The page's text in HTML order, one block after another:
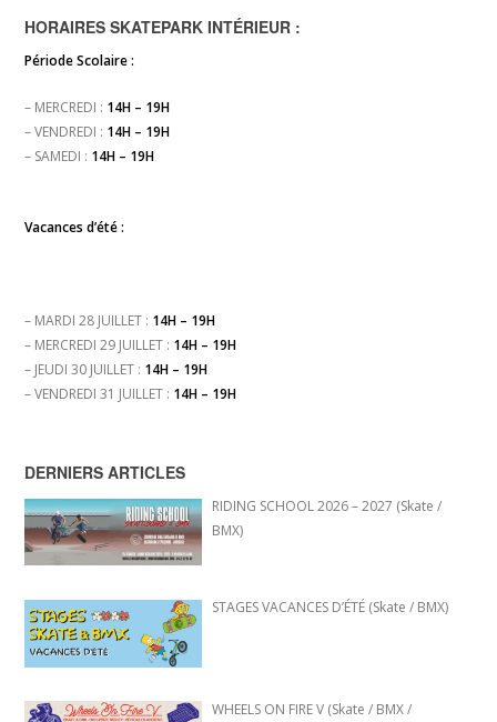
HORAIRES SKATEPARK INTÉRIEUR :
Période Scolaire :
– MERCREDI : 14H – 19H
– VENDREDI : 14H – 19H
– SAMEDI : 14H – 19H
Vacances d’été :
– MARDI 28 JUILLET : 14H – 19H
– MERCREDI 29 JUILLET : 14H – 19H
– JEUDI 30 JUILLET : 14H – 19H
– VENDREDI 31 JUILLET : 14H – 19H
DERNIERS ARTICLES
RIDING SCHOOL 2026 – 2027 (Skate /
BMX)
STAGES VACANCES D’ÉTÉ (Skate / BMX)
WHEELS ON FIRE V (Skate / BMX /